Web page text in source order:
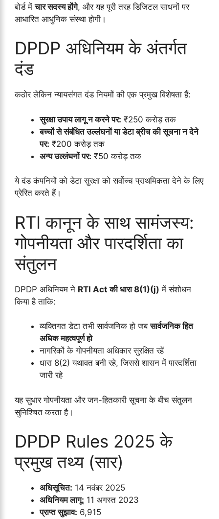
बोर्ड मेंचार सदस्य होंगे, और यह पूरी तरह डिजिटल साधनों पर
आधारित आधुनिक संस्था होगी।
DPDP अधिनियम के अंतर्गत
दंड
कठोर लेकिन न्यायसंगत दंड नियमों की एक प्रमुख विशेषता हैं:
सुरक्षा उपाय लागू न करने पर: ₹250 करोड़ तक
बच्चों से संबंधित उल्लंघनों या डेटा ब्रीच की सूचना न देने
पर: ₹200 करोड़ तक
अन्य उल्लंघनों पर: ₹50 करोड़ तक
ये दंड कंपनियों को डेटा सुरक्षा को सर्वोच्च प्राथमिकता देने के लिए
प्रेरित करते हैं।
RTI कानून के साथ सामंजस्य:
गोपनीयता और पारदर्शिता का
संतुलन
DPDP अधिनियम ने RTI Act की धारा 8(1)(j) में संशोधन
किया है ताकि:
व्यक्तिगत डेटा तभी सार्वजनिक हो जबसार्वजनिक हित
अधिक महत्वपूर्ण हो
नागरिकों के गोपनीयता अधिकार सुरक्षित रहें
धारा 8(2) यथावत बनी रहे, जिससे शासन में पारदर्शिता
जारी रहे
यह सुधार गोपनीयता और जन-हितकारी सूचना के बीच संतुलन
सुनिश्चित करता है।
DPDP Rules 2025 के
प्रमुख तथ्य (सार)
अधिसूचित: 14 नवंबर 2025
अधिनियम लागू: 11 अगस्त 2023
प्राप्त सुझाव: 6,915